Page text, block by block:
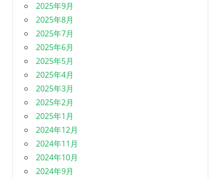
2025年9月
2025年8月
2025年7月
2025年6月
2025年5月
2025年4月
2025年3月
2025年2月
2025年1月
2024年12月
2024年11月
2024年10月
2024年9月